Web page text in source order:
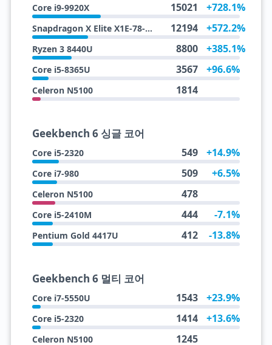
Core i9-9920X 15021 +728.1%
Snapdragon X Elite X1E-78-100 12194 +572.2%
Ryzen 3 8440U 8800 +385.1%
Core i5-8365U 3567 +96.6%
Celeron N5100 1814
Geekbench 6 싱글 코어
Core i5-2320 549 +14.9%
Core i7-980 509 +6.5%
Celeron N5100 478
Core i5-2410M 444 -7.1%
Pentium Gold 4417U 412 -13.8%
Geekbench 6 멀티 코어
Core i7-5550U 1543 +23.9%
Core i5-2320 1414 +13.6%
Celeron N5100 1245